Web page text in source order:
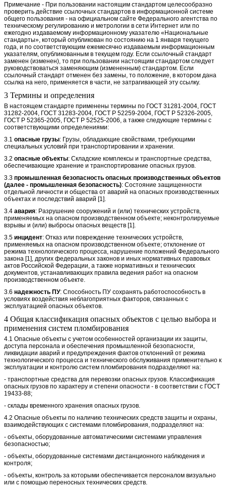
Примечание - При пользовании настоящим стандартом целесообразно
проверить действие ссылочных стандартов в информационной системе
общего пользования - на официальном сайте Федерального агентства по
техническому регулированию и метрологии в сети Интернет или по
ежегодно издаваемому информационному указателю «Национальные
стандарты», который опубликован по состоянию на 1 января текущего
года, и по соответствующим ежемесячно издаваемым информационным
указателям, опубликованным в текущем году. Если ссылочный стандарт
заменен (изменен), то при пользовании настоящим стандартом следует
руководствоваться заменяющим (измененным) стандартом. Если
ссылочный стандарт отменен без замены, то положение, в котором дана
ссылка на него, применяется в части, не затрагивающей эту ссылку.
3 Термины и определения
В настоящем стандарте применены термины по ГОСТ 31281-2004, ГОСТ
31282-2004, ГОСТ 31283-2004, ГОСТ Р 52259-2004, ГОСТ Р 52326-2005,
ГОСТ Р 52365-2005, ГОСТ Р 52525-2006, а также следующие термины с
соответствующими определениями:
3.1 опасные грузы: Грузы, обладающие свойствами, требующими
специальных условий при транспортировании и хранении.
3.2 опасные объекты: Складские комплексы и транспортные средства,
обеспечивающие хранение и транспортирование опасных грузов.
3.3 промышленная безопасность опасных производственных объектов
(далее - промышленная безопасность): Состояние защищенности
отдельной личности и общества от аварий на опасных производственных
объектах и последствий аварий [1].
3.4 авария: Разрушение сооружений и (или) технических устройств,
применяемых на опасном производственном объекте; неконтролируемые
взрывы и (или) выбросы опасных веществ [1].
3.5 инцидент: Отказ или повреждение технических устройств,
применяемых на опасном производственном объекте; отклонение от
режима технологического процесса, нарушение положений Федерального
закона [1], других федеральных законов и иных нормативных правовых
актов Российской Федерации, а также нормативных и технических
документов, устанавливающих правила ведения работ на опасном
производственном объекте.
3.6 надежность ПУ: Способность ПУ сохранять работоспособность в
условиях воздействия неблагоприятных факторов, связанных с
эксплуатацией опасных объектов.
4 Общая классификация опасных объектов с целью выбора и
применения систем пломбирования
4.1 Опасные объекты с учетом особенностей организации их защиты,
доступа персонала и обеспечения промышленной безопасности,
ликвидации аварий и предупреждения фактов отклонений от режима
технологического процесса и технического обслуживания применительно к
эксплуатации и контролю систем пломбирования подразделяют на:
- транспортные средства для перевозки опасных грузов. Классификация
опасных грузов по характеру и степени опасности - в соответствии с ГОСТ
19433-88;
- склады временного хранения опасных грузов.
4.2 Опасные объекты по наличию технических средств защиты и охраны,
взаимодействующих с системами пломбирования, подразделяют на:
- объекты, оборудованные автоматическими системами управления
безопасностью;
- объекты, оборудованные системами дистанционного наблюдения и
контроля;
- объекты, контроль за которыми обеспечивается персоналом визуально
или с помощью переносных технических средств.